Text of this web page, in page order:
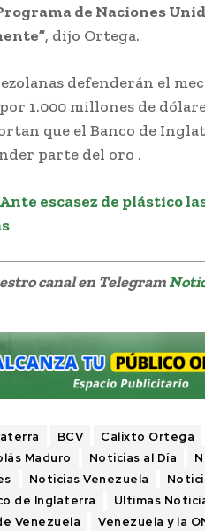
de Naciones
, dijo Ortega.
defenderán el
1.000 millones de
que el Banco de
parte del oro .
Ante escasez de plástico
canal en Telegram
BCV Calixto Ortega
Maduro Noticias al Día
Noticias Venezuela
de Inglaterra
Ultimas
Venezuela
Venezuela y la